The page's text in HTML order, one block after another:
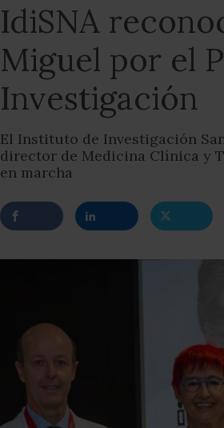
IdiSNA
Miguel por el
Investigación
El Instituto de Investigación
director de Medicina Clínica y
en marcha